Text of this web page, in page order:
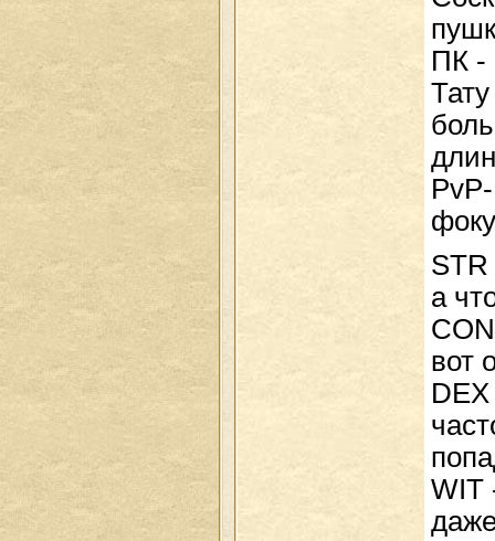
ПК -
а
вот
WIT